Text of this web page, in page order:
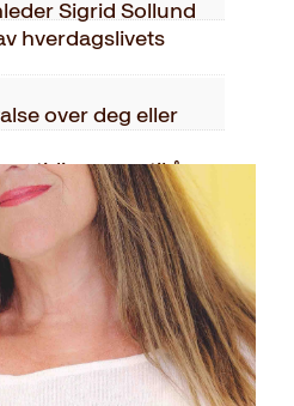
Sigrid Sollund
hverdagslivets
over deg eller
evnen til å
å kjøre over
Sollund skriver
til hvorfor vi alle
Lei av aldri å få
Sigrid Sollund
hverdagslivets